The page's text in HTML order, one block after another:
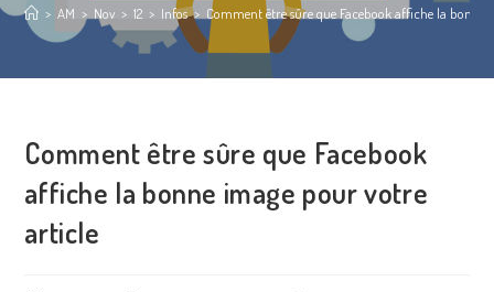
> AM > Nov > 12 > Infos > Comment être sûre que Facebook affiche la
Comment être sûre que Facebook
affiche la bonne image pour votre
article